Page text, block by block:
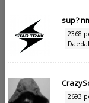
sup?
2368
2693